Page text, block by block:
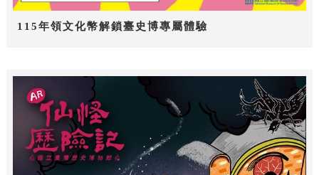
115年領文化幣解鎖臺史博專屬體驗